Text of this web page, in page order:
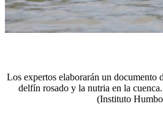
Los expertos elaborarán un documento
delfín rosado y la nutria en la
(Instituto